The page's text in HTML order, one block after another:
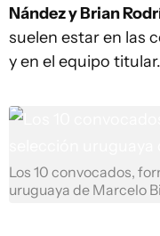
Nández y Brian
suelen estar en las
y en el equipo titular.
Los 10 convocados,
uruguaya de Marcelo